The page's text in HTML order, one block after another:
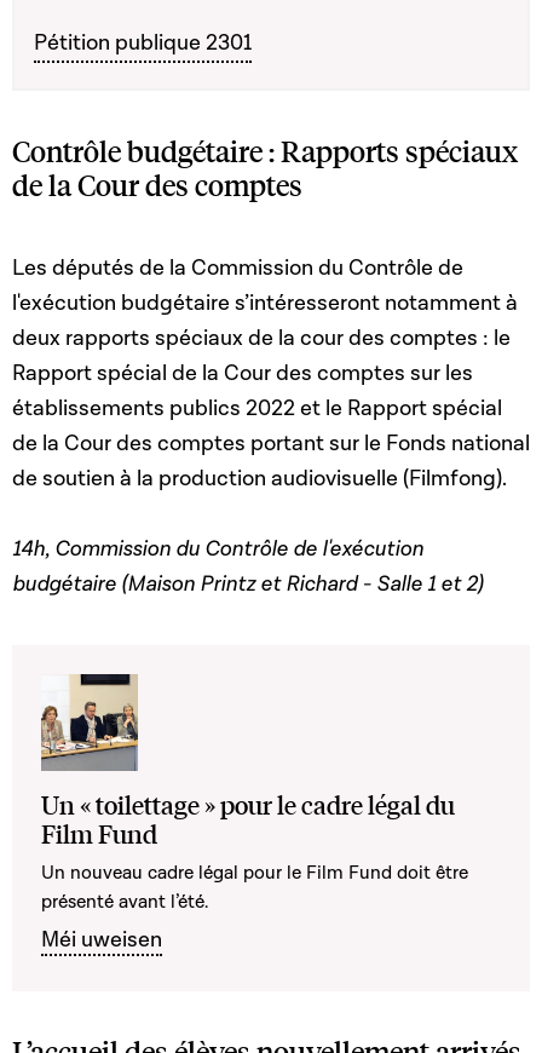
Pétition publique 2301
Contrôle budgétaire : Rapports spéciaux
de la Cour des comptes
Les députés de la Commission du Contrôle de
l'exécution budgétaire s’intéresseront notamment à
deux rapports spéciaux de la cour des comptes : le
Rapport spécial de la Cour des comptes sur les
établissements publics 2022 et le Rapport spécial
de la Cour des comptes portant sur le Fonds national
de soutien à la production audiovisuelle (Filmfong).
14h, Commission du Contrôle de l'exécution
budgétaire (Maison Printz et Richard - Salle 1 et 2)
Un « toilettage » pour le cadre légal du
Film Fund
Un nouveau cadre légal pour le Film Fund doit être
présenté avant l’été.
Méi uweisen